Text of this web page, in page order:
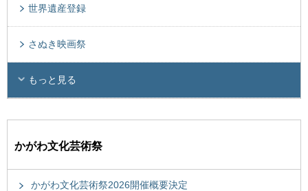
世界遺産登録
さぬき映画祭
もっと見る
かがわ文化芸術祭
かがわ文化芸術祭2026開催概要決定